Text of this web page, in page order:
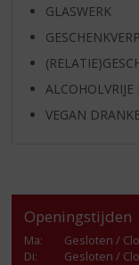
GLASWERK
VEGAN
Openingstijden
Ma:
Gesloten /
Di:
Gesloten /